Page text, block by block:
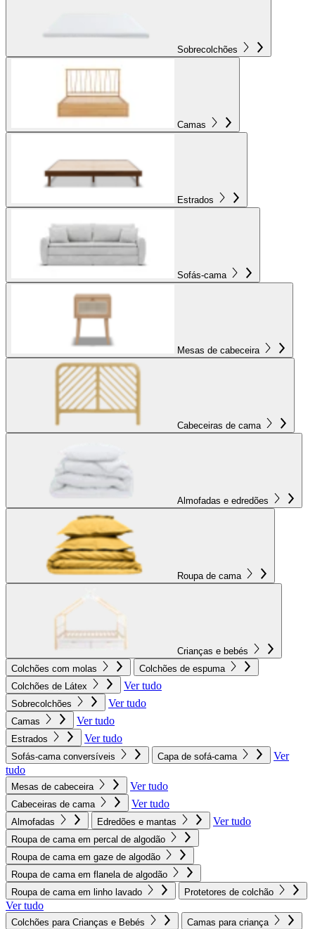
Sobrecolchões
Camas
Estrados
Sofás-cama
Mesas de cabeceira
Cabeceiras de cama
Almofadas e edredões
Roupa de cama
Crianças e bebés
Colchões com molas
Colchões de espuma
Colchões de Látex
Ver tudo
Sobrecolchões Ver tudo
Camas Ver tudo
Estrados Ver tudo
Sofás-cama conversíveis Capa de sofá-cama
Ver
tudo
Mesas de cabeceira Ver tudo
Cabeceiras de cama Ver tudo
Almofadas Edredões e mantas Ver tudo
Roupa de cama em percal de algodão
Roupa de cama em gaze de algodão
Roupa de cama em flanela de algodão
Roupa de cama em linho lavado
Protetores de colchão
Ver tudo
Colchões para Crianças e Bebés Camas para criança